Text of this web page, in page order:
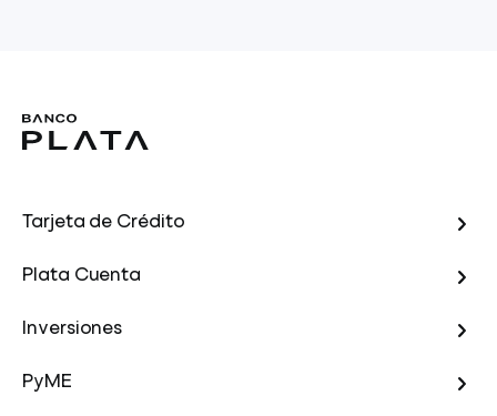
Tarjeta de Crédito
Plata Cuenta
Inversiones
PyME